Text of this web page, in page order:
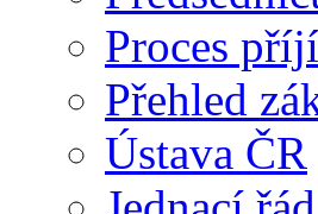
Proces
Přehled
Ústava ČR